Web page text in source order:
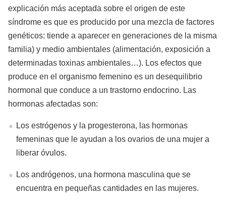
explicación más aceptada sobre el origen de este
síndrome es que es producido por una mezcla de factores
genéticos: tiende a aparecer en generaciones de la misma
familia) y medio ambientales (alimentación, exposición a
determinadas toxinas ambientales…). Los efectos que
produce en el organismo femenino es un desequilibrio
hormonal que conduce a un trastorno endocrino. Las
hormonas afectadas son:
Los estrógenos y la progesterona, las hormonas
femeninas que le ayudan a los ovarios de una mujer a
liberar óvulos.
Los andrógenos, una hormona masculina que se
encuentra en pequeñas cantidades en las mujeres.